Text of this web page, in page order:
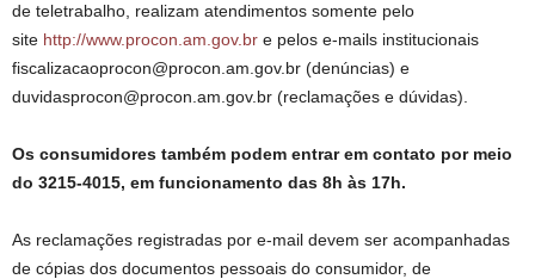
de teletrabalho, realizam atendimentos somente pelo
site http://www.procon.am.gov.br e pelos e-mails institucionais
fiscalizacaoprocon@procon.am.gov.br (denúncias) e
duvidasprocon@procon.am.gov.br (reclamações e dúvidas).
Os consumidores também podem entrar em contato por meio
do 3215-4015, em funcionamento das 8h às 17h.
As reclamações registradas por e-mail devem ser acompanhadas
de cópias dos documentos pessoais do consumidor, de